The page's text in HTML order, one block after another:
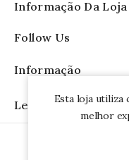
Informação Da Loja
Follow Us
Informação
Leia MaisEsta loja utiliza
melhor